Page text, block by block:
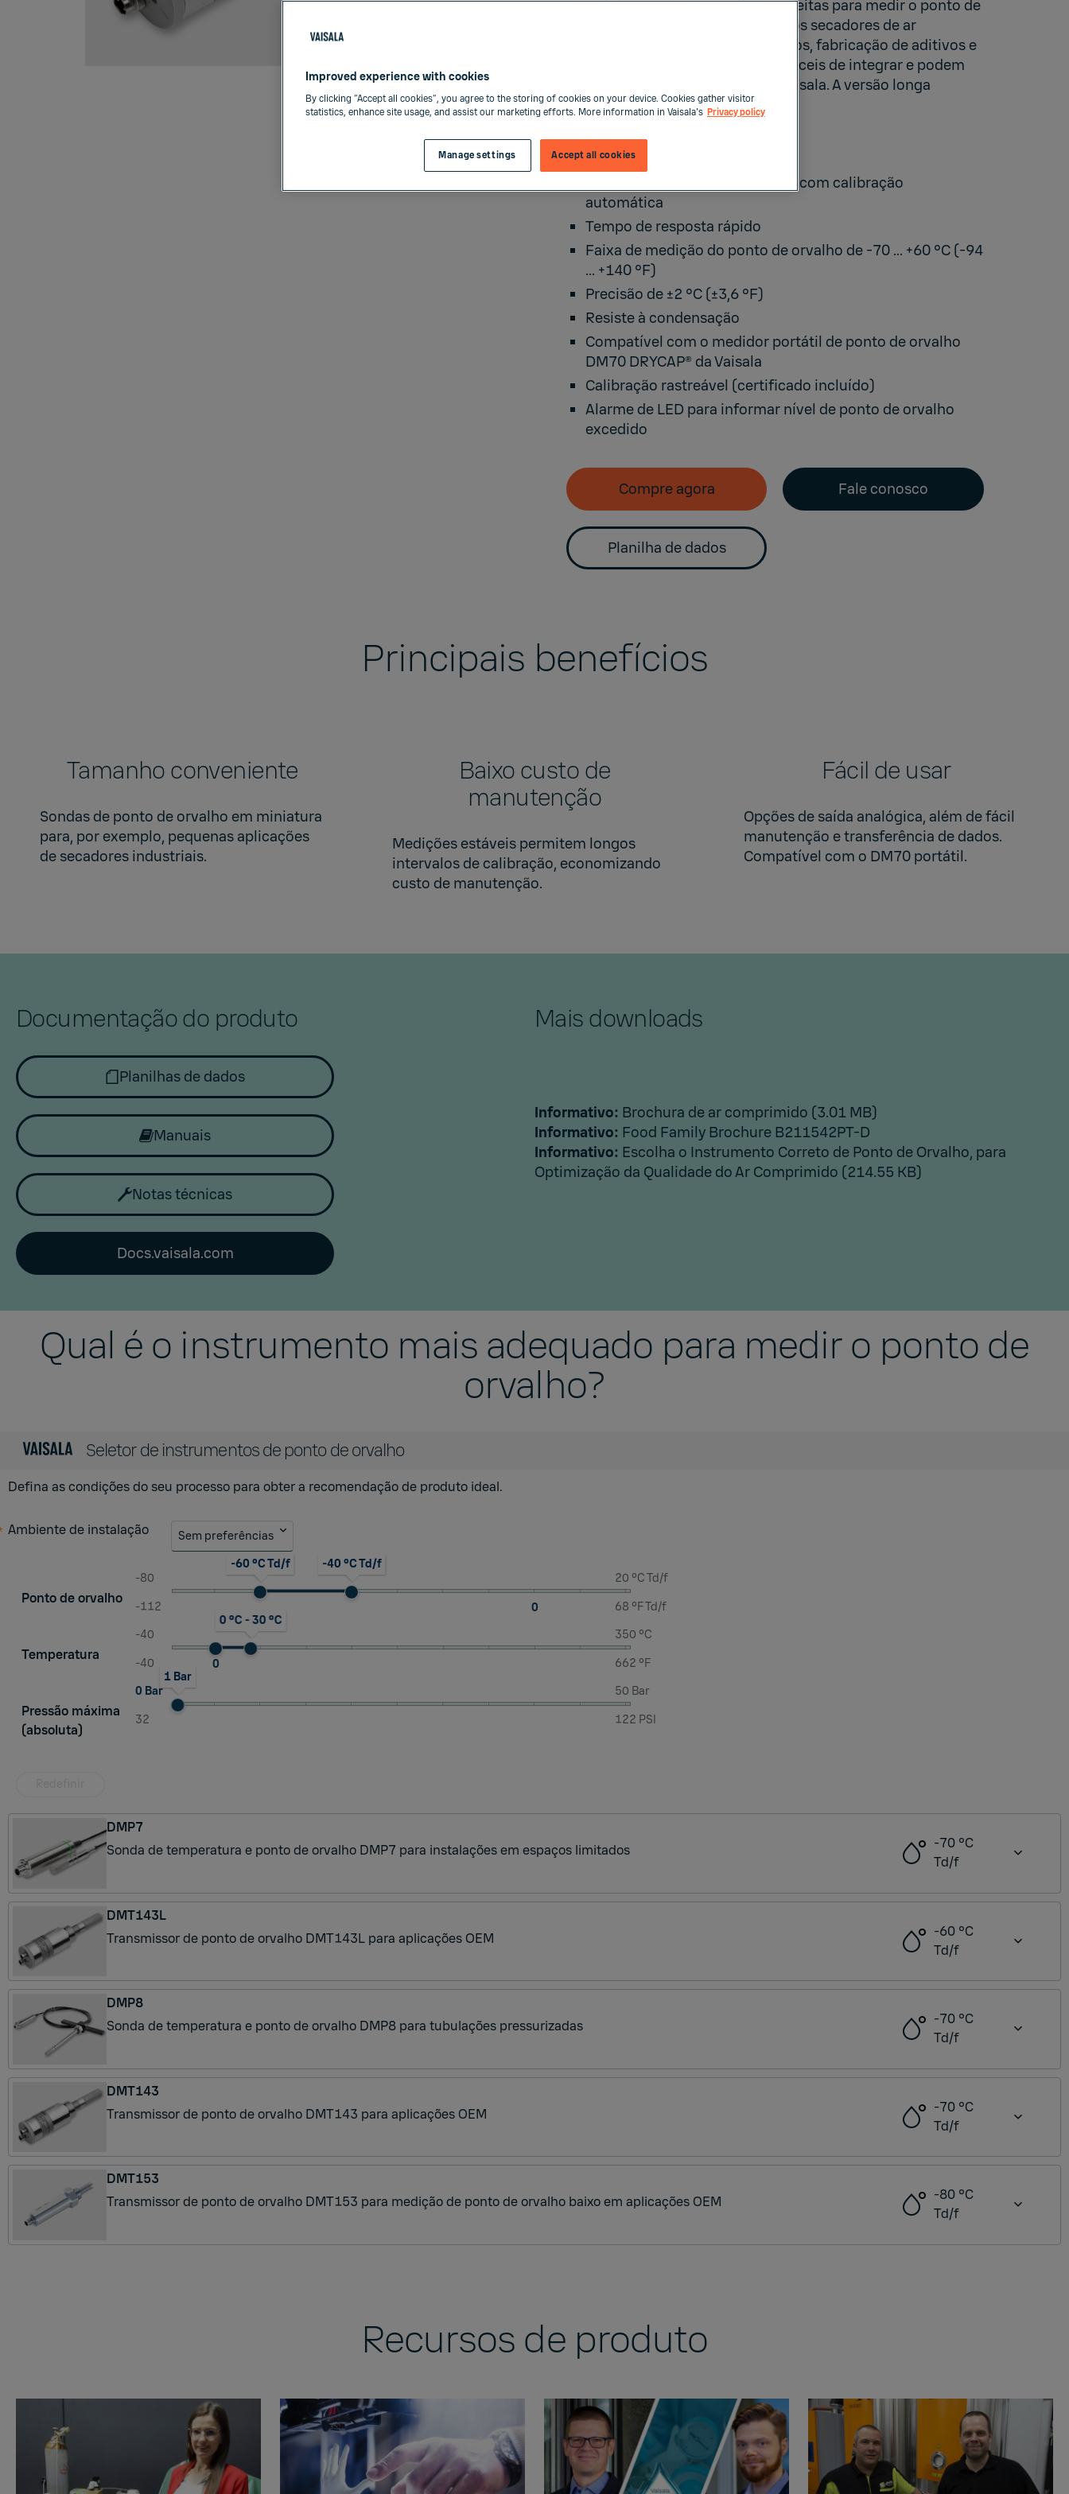
em miniatura são as escolhas perfeitas para medir o ponto de
orvalho com precisão em pequenos secadores de ar
comprimido, secadores de plásticos, fabricação de aditivos e
outras aplicações OEM. Eles são fáceis de integrar e podem
ser usados no DM70 portátil da Vaisala. A versão longa
substituiu o DMT242.
Caracteristicas
Tecnologia DRYCAP® da Vaisala com calibração
automática
Tempo de resposta rápido
Faixa de medição do ponto de orvalho de -70 ... +60 °C (-94
... +140 °F)
Precisão de ±2 °C (±3,6 °F)
Resiste à condensação
Compatível com o medidor portátil de ponto de orvalho
DM70 DRYCAP® da Vaisala
Calibração rastreável (certificado incluído)
Alarme de LED para informar nível de ponto de orvalho
excedido
Compre agora Fale conosco
Planilha de dados
Principais benefícios
Tamanho conveniente
Sondas de ponto de orvalho em miniatura
para, por exemplo, pequenas aplicações
de secadores industriais.
Baixo custo de
manutenção
Medições estáveis permitem longos
intervalos de calibração, economizando
custo de manutenção.
Fácil de usar
Opções de saída analógica, além de fácil
manutenção e transferência de dados.
Compatível com o DM70 portátil.
Documentação do produto
Planilhas de dados
Manuais
Notas técnicas
Docs.vaisala.com
Mais downloads
Informativo: Brochura de ar comprimido (3.01 MB)
Informativo: Food Family Brochure B211542PT-D
Informativo: Escolha o Instrumento Correto de Ponto de Orvalho, para
Optimização da Qualidade do Ar Comprimido (214.55 KB)
Qual é o instrumento mais adequado para medir o ponto de
orvalho?
Seletor de instrumentos de ponto de orvalho
Defina as condições do seu processo para obter a recomendação de produto ideal.
Ambiente de instalação Sem preferências
Ponto de orvalho
-60 °C Td/f -40 °C Td/f
-112 68 °F Td/f
-80
0
20 °C Td/f
Temperatura
0 °C - 30 °C
-40 662 °F
-40
0
350 °C
Pressão máxima
(absoluta)
1 Bar
32 122 PSI
0 Bar 50 Bar
DMP7
Sonda de temperatura e ponto de orvalho DMP7 para instalações em espaços limitados
-70 °C
Td/f
DMT143L
Transmissor de ponto de orvalho DMT143L para aplicações OEM
-60 °C
Td/f
DMP8
Sonda de temperatura e ponto de orvalho DMP8 para tubulações pressurizadas
-70 °C
Td/f
DMT143
Transmissor de ponto de orvalho DMT143 para aplicações OEM
-70 °C
Td/f
DMT153
Transmissor de ponto de orvalho DMT153 para medição de ponto de orvalho baixo em aplicações OEM
-80 °C
Td/f
Recursos de produto
Improved experience with cookies
By clicking “Accept all cookies”, you agree to the storing of cookies on your device. Cookies gather visitor
statistics, enhance site usage, and assist our marketing efforts. More information in Vaisala's Privacy policy
Accept all cookies
Manage settings